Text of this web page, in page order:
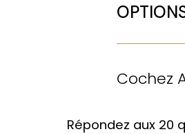
Cochez
Répondez aux 20